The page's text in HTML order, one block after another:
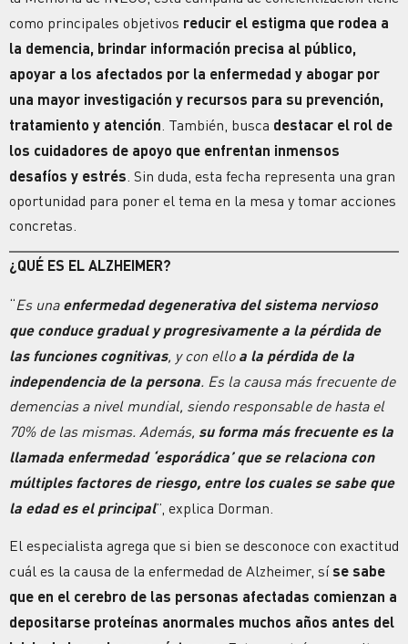
como principales objetivos reducir el estigma que rodea a
la demencia, brindar información precisa al público,
apoyar a los afectados por la enfermedad y abogar por
una mayor investigación y recursos para su prevención,
tratamiento y atención . También, busca destacar el rol de
los cuidadores de apoyo que enfrentan inmensos
desafíos y estrés . Sin duda, esta fecha representa una gran
oportunidad para poner el tema en la mesa y tomar acciones
concretas.
¿QUÉ ES EL ALZHEIMER?
“Es una enfermedad degenerativa del sistema nervioso
que conduce gradual y progresivamente a la pérdida de
las funciones cognitivas, y con ello a la pérdida de la
independencia de la persona. Es la causa más frecuente de
demencias a nivel mundial, siendo responsable de hasta el
70% de las mismas. Además, su forma más frecuente es la
llamada enfermedad ‘esporádica’ que se relaciona con
múltiples factores de riesgo, entre los cuales se sabe que
la edad es el principal”, explica Dorman.
El especialista agrega que si bien se desconoce con exactitud
cuál es la causa de la enfermedad de Alzheimer, síse sabe
que en el cerebro de las personas afectadas comienzan a
depositarse proteínas anormales muchos años antes del